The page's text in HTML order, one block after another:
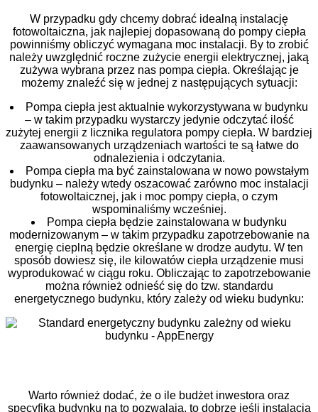
W przypadku gdy chcemy dobrać idealną instalację
fotowoltaiczna, jak najlepiej dopasowaną do pompy ciepła
powinniśmy obliczyć wymagana moc instalacji. By to zrobić
należy uwzględnić roczne zużycie energii elektrycznej, jaką
zużywa wybrana przez nas pompa ciepła. Określając je
możemy znaleźć się w jednej z następujących sytuacji:
Pompa ciepła jest aktualnie wykorzystywana w budynku
– w takim przypadku wystarczy jedynie odczytać ilość
zużytej energii z licznika regulatora pompy ciepła. W bardziej
zaawansowanych urządzeniach wartości te są łatwe do
odnalezienia i odczytania.
Pompa ciepła ma być zainstalowana w nowo powstałym
budynku – należy wtedy oszacować zarówno moc instalacji
fotowoltaicznej, jak i moc pompy ciepła, o czym
wspominaliśmy wcześniej.
Pompa ciepła będzie zainstalowana w budynku
modernizowanym – w takim przypadku zapotrzebowanie na
energię cieplną będzie określane w drodze audytu. W ten
sposób dowiesz się, ile kilowatów ciepła urządzenie musi
wyprodukować w ciągu roku. Obliczając to zapotrzebowanie
można również odnieść się do tzw. standardu
energetycznego budynku, który zależy od wieku budynku:
Warto również dodać, że o ile budżet inwestora oraz
specyfika budynku na to pozwalają, to dobrze jeśli instalacja